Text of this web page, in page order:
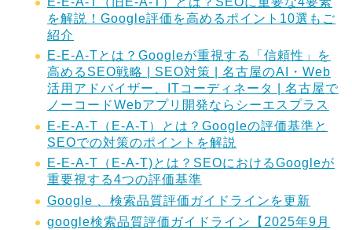
を解説！Google評価を高めるポイント10選もご
紹介
E-E-A-Tとは？Googleが重視する「信頼性」を
高めるSEO戦略 | SEO対策 | 名古屋のAI・Web
活用アドバイザー、ITコーディネータ | 名古屋で
ノーコードWebアプリ開発ならシーエスプラス
E-E-A-T（E-A-T）とは？Googleの評価基準と
SEOでの対策のポイントを解説
E-E-A-T（E-A-T)とは？SEOにおけるGoogleが
重要視する4つの評価基準
Google 、検索品質評価ガイドラインを更新
google検索品質評価ガイドライン【2025年9月